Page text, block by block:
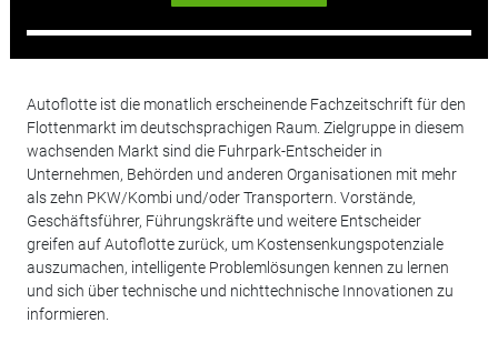
Autoflotte ist die monatlich erscheinende Fachzeitschrift für den
Flottenmarkt im deutschsprachigen Raum. Zielgruppe in diesem
wachsenden Markt sind die Fuhrpark-Entscheider in
Unternehmen, Behörden und anderen Organisationen mit mehr
als zehn PKW/Kombi und/oder Transportern. Vorstände,
Geschäftsführer, Führungskräfte und weitere Entscheider
greifen auf Autoflotte zurück, um Kostensenkungspotenziale
auszumachen, intelligente Problemlösungen kennen zu lernen
und sich über technische und nichttechnische Innovationen zu
informieren.